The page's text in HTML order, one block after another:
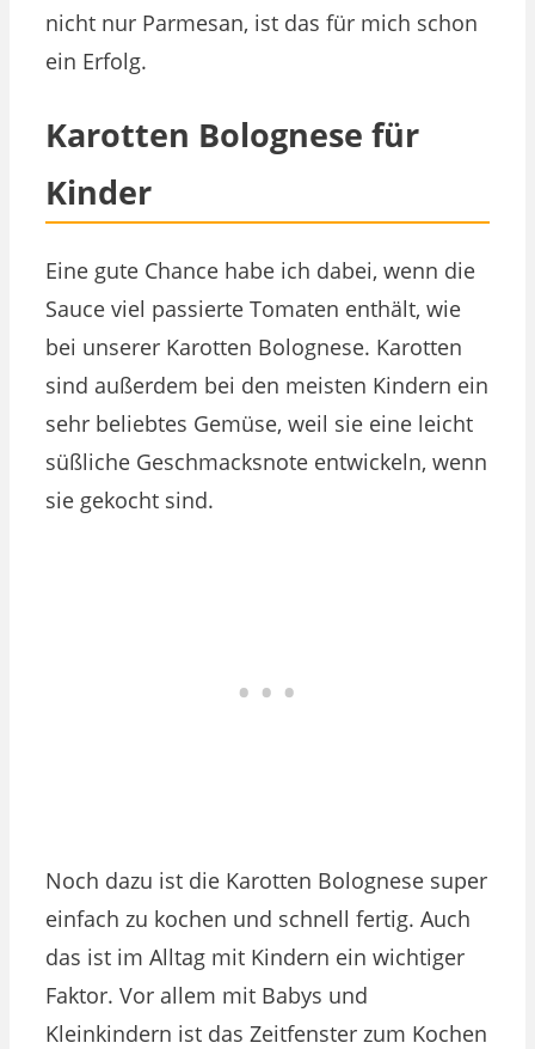
nicht nur Parmesan, ist das für mich schon
ein Erfolg.
Karotten Bolognese für
Kinder
Eine gute Chance habe ich dabei, wenn die
Sauce viel passierte Tomaten enthält, wie
bei unserer Karotten Bolognese. Karotten
sind außerdem bei den meisten Kindern ein
sehr beliebtes Gemüse, weil sie eine leicht
süßliche Geschmacksnote entwickeln, wenn
sie gekocht sind.
Noch dazu ist die Karotten Bolognese super
einfach zu kochen und schnell fertig. Auch
das ist im Alltag mit Kindern ein wichtiger
Faktor. Vor allem mit Babys und
Kleinkindern ist das Zeitfenster zum Kochen